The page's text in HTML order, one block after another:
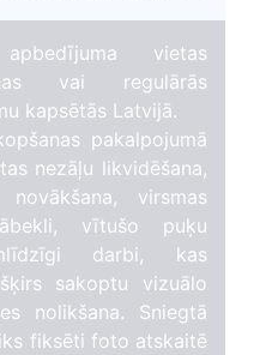
vietas
vai regulārās
kapsētās Latvijā.
pakalpojumā
nezāļu likvidēšana,
virsmas
vītušo puķu
darbi, kas
sakoptu vizuālo
nolikšana. Sniegtā
fiksēti foto atskaitē